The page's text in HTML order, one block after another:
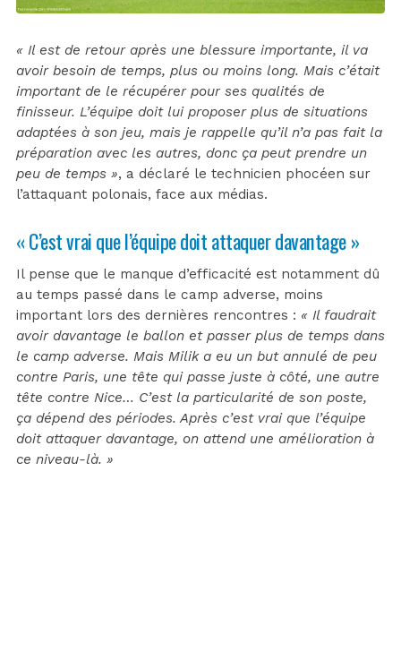
« Il est de retour après une blessure importante, il va
avoir besoin de temps, plus ou moins long. Mais c’était
important de le récupérer pour ses qualités de
finisseur. L’équipe doit lui proposer plus de situations
adaptées à son jeu, mais je rappelle qu’il n’a pas fait la
préparation avec les autres, donc ça peut prendre un
peu de temps », a déclaré le technicien phocéen sur
l’attaquant polonais, face aux médias.
« C’est vrai que l’équipe doit attaquer davantage »
Il pense que le manque d’efficacité est notamment dû
au temps passé dans le camp adverse, moins
important lors des dernières rencontres : « Il faudrait
avoir davantage le ballon et passer plus de temps dans
le camp adverse. Mais Milik a eu un but annulé de peu
contre Paris, une tête qui passe juste à côté, une autre
tête contre Nice… C’est la particularité de son poste,
ça dépend des périodes. Après c’est vrai que l’équipe
doit attaquer davantage, on attend une amélioration à
ce niveau-là. »